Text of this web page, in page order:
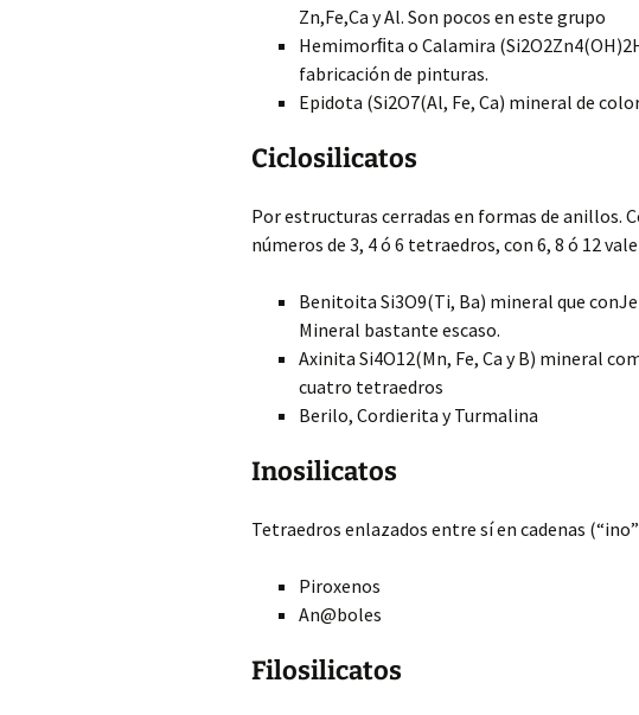
Zn,Fe,Ca y Al. Son pocos en este grupo
Hemimorﬁta o Calamira
fabricación de pinturas.
Epidota (Si2O7(Al, Fe, Ca) mineral de
Ciclosilicatos
Por estructuras cerradas en formas de anillos.
números de 3, 4 ó 6 tetraedros, con 6, 8 ó 12
Benitoita Si3O9(Ti, Ba) mineral que
Mineral bastante escaso.
Axinita Si4O12(Mn, Fe, Ca y B) mineral
cuatro tetraedros
Berilo, Cordierita y Turmalina
Inosilicatos
Tetraedros enlazados entre sí en cadenas
Piroxenos
An@boles
Filosilicatos